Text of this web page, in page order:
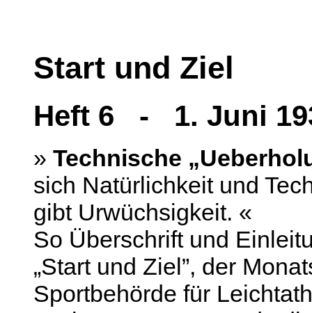
Start und Ziel
Heft 6 - 1. Juni
» Technische
sich Natürlichkeit und
gibt Urwüchsigkeit. «
So Überschrift und
„Start und Ziel”, der
Sportbehörde für